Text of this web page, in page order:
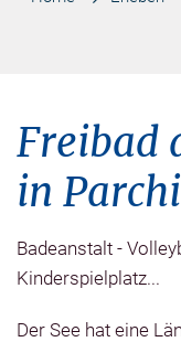
Freibad
in
Badeanstalt -
Kinderspielplatz...
Der See hat eine